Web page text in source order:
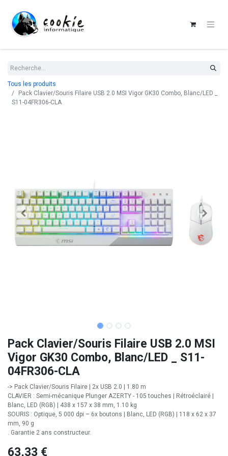
Tous les produits
Pack Clavier/Souris Filaire USB 2.0 MSI Vigor GK30 Combo, Blanc/LED _
S11-04FR306-CLA
Pack Clavier/Souris Filaire USB 2.0 MSI
Vigor GK30 Combo, Blanc/LED _ S11-
04FR306-CLA
-> Pack Clavier/Souris Filaire | 2x USB 2.0 | 1.80 m
CLAVIER : Semi-mécanique Plunger AZERTY - 105 touches | Rétroéclairé |
Blanc, LED (RGB) | 438 x 157 x 38 mm, 1.10 kg
SOURIS : Optique, 5 000 dpi – 6x boutons | Blanc, LED (RGB) | 118 x 62 x 37
mm, 90 g
. Garantie 2 ans constructeur.
63,33 €